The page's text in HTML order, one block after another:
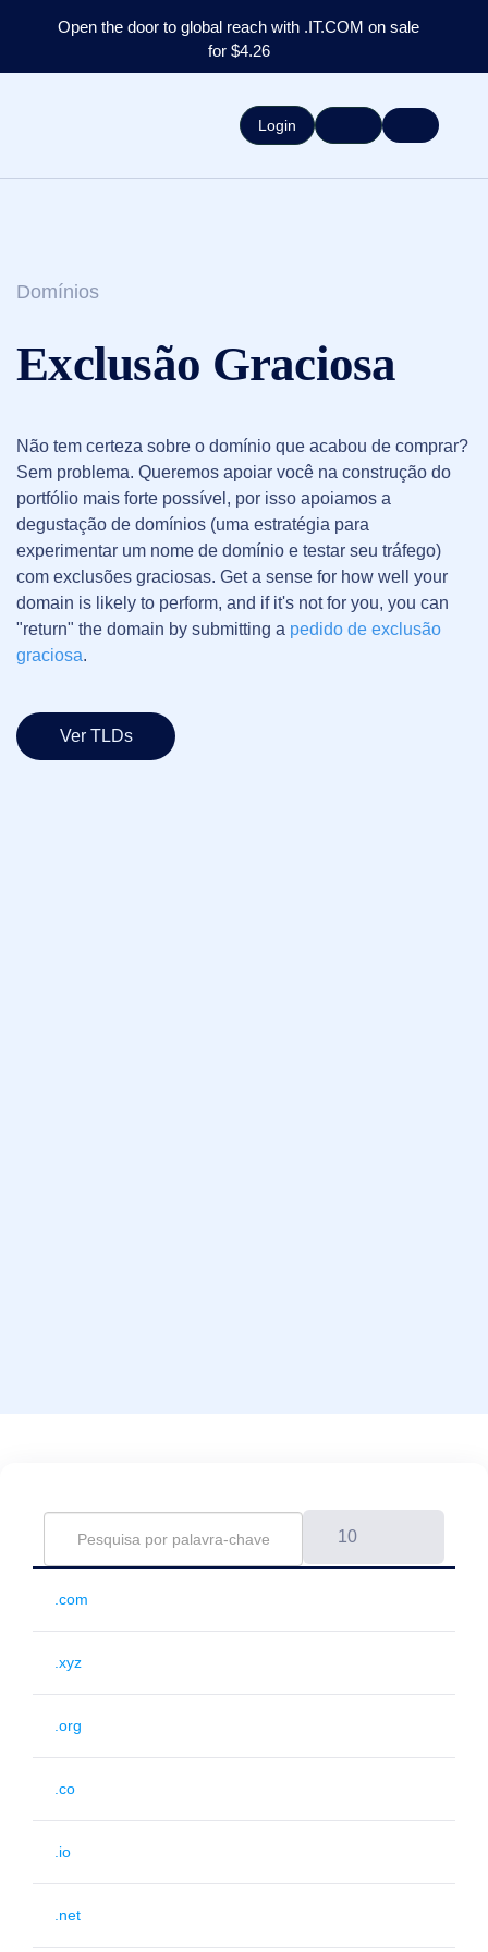
Open the door to global reach with .IT.COM on sale
for $4.26
Login
Domínios
Exclusão Graciosa
Não tem certeza sobre o domínio que acabou de comprar?
Sem problema. Queremos apoiar você na construção do
portfólio mais forte possível, por isso apoiamos a
degustação de domínios (uma estratégia para
experimentar um nome de domínio e testar seu tráfego)
com exclusões graciosas. Get a sense for how well your
domain is likely to perform, and if it's not for you, you can
"return" the domain by submitting a pedido de exclusão
graciosa.
Ver TLDs
10
.com
.xyz
.org
.co
.io
.net